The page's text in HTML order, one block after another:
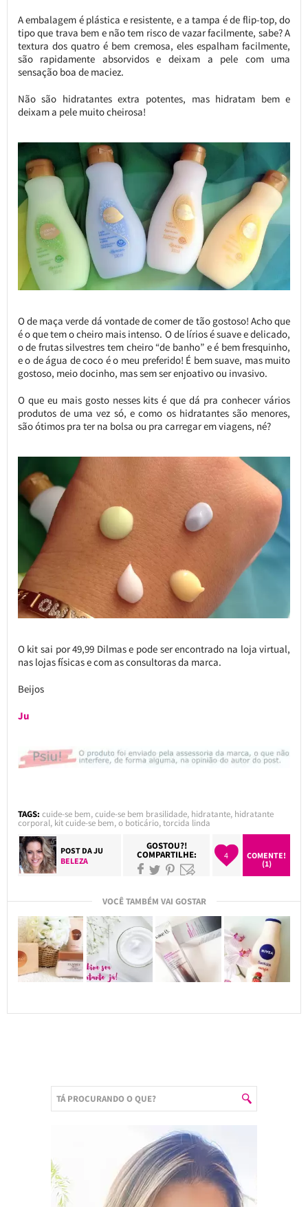
A embalagem é plástica e resistente, e a tampa é de flip-top, do
tipo que trava bem e não tem risco de vazar facilmente, sabe? A
textura dos quatro é bem cremosa, eles espalham facilmente,
são rapidamente absorvidos e deixam a pele com uma
sensação boa de maciez.
Não são hidratantes extra potentes, mas hidratam bem e
deixam a pele muito cheirosa!
O de maça verde dá vontade de comer de tão gostoso! Acho que
é o que tem o cheiro mais intenso. O de lírios é suave e delicado,
o de frutas silvestres tem cheiro “de banho” e é bem fresquinho,
e o de água de coco é o meu preferido! É bem suave, mas muito
gostoso, meio docinho, mas sem ser enjoativo ou invasivo.
O que eu mais gosto nesses kits é que dá pra conhecer vários
produtos de uma vez só, e como os hidratantes são menores,
são ótimos pra ter na bolsa ou pra carregar em viagens, né?
O kit sai por 49,99 Dilmas e pode ser encontrado na loja virtual,
nas lojas físicas e com as consultoras da marca.
Beijos
Ju
TAGS: cuide-se bem,cuide-se bem brasilidade, hidratante, hidratante
corporal, kit cuide-se bem,o boticário,torcida linda
POST DAJU
BELEZA
GOSTOU?!
COMPARTILHE: 4
COMENTE!
(1)
VOCÊ TAMBÉM VAI GOSTAR